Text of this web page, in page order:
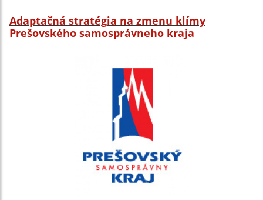
Adaptačná stratégia na zmenu klímy
Prešovského samosprávneho kraja